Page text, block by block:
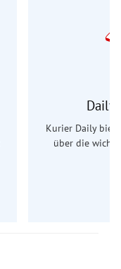
Daily
Kurier Daily
über die